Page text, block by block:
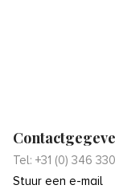
Tel: +31 (0) 346
Stuur een e-mail